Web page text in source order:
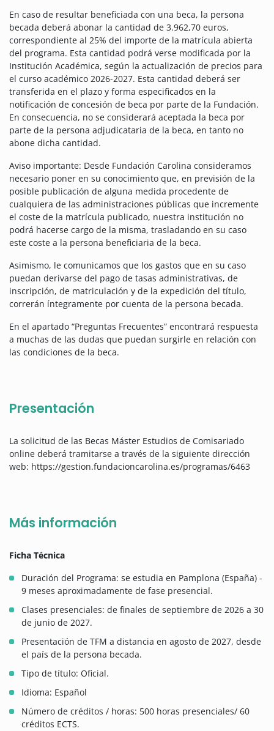
En caso de resultar beneficiada con una beca, la persona
becada deberá abonar la cantidad de 3.962,70 euros,
correspondiente al 25% del importe de la matrícula abierta
del programa. Esta cantidad podrá verse modificada por la
Institución Académica, según la actualización de precios para
el curso académico 2026-2027. Esta cantidad deberá ser
transferida en el plazo y forma especificados en la
notificación de concesión de beca por parte de la Fundación.
En consecuencia, no se considerará aceptada la beca por
parte de la persona adjudicataria de la beca, en tanto no
abone dicha cantidad.
Aviso importante: Desde Fundación Carolina consideramos
necesario poner en su conocimiento que, en previsión de la
posible publicación de alguna medida procedente de
cualquiera de las administraciones públicas que incremente
el coste de la matrícula publicado, nuestra institución no
podrá hacerse cargo de la misma, trasladando en su caso
este coste a la persona beneficiaria de la beca.
Asimismo, le comunicamos que los gastos que en su caso
puedan derivarse del pago de tasas administrativas, de
inscripción, de matriculación y de la expedición del título,
correrán íntegramente por cuenta de la persona becada.
En el apartado “Preguntas Frecuentes” encontrará respuesta
a muchas de las dudas que puedan surgirle en relación con
las condiciones de la beca.
Presentación
La solicitud de las Becas Máster Estudios de Comisariado
online deberá tramitarse a través de la siguiente dirección
web: https://gestion.fundacioncarolina.es/programas/6463
Más información
Ficha Técnica
Duración del Programa: se estudia en Pamplona (España) -
9 meses aproximadamente de fase presencial.
Clases presenciales: de finales de septiembre de 2026 a 30
de junio de 2027.
Presentación de TFM a distancia en agosto de 2027, desde
el país de la persona becada.
Tipo de título: Oficial.
Idioma: Español
Número de créditos / horas: 500 horas presenciales/ 60
créditos ECTS.